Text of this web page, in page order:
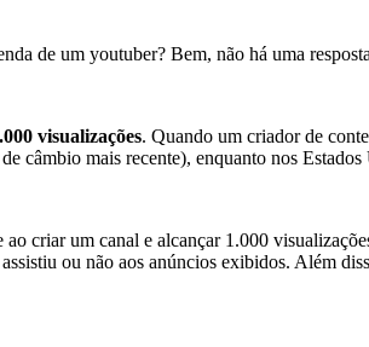
de um youtuber? Bem, não há uma
visualizações. Quando um criador de
câmbio mais recente), enquanto nos
criar um canal e alcançar 1.000
ou não aos anúncios exibidos. Além